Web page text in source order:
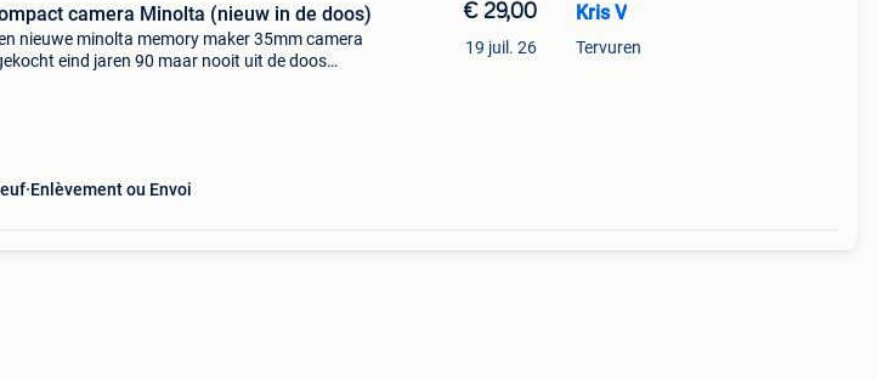
camera Minolta (nieuw in de doos)
nieuwe minolta memory maker 35mm camera
eind jaren 90 maar nooit uit de doos
Enlèvement ou Envoi
€ 29,00
19 juil. 26
Kris V
Tervuren